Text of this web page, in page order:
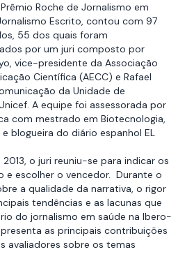
Roche de Jornalismo em
Escrito, contou com 97
55 dos quais foram
por um juri composto por
vice-presidente da Associação
Científica (AECC) e Rafael
da Unidade de
A equipe foi assessorada por
com mestrado em Biotecnologia,
blogueira do diário espanhol EL
o juri reuniu-se para indicar os
e escolher o vencedor. Durante o
a qualidade da narrativa, o rigor
tendências e as lacunas que
do jornalismo em saúde na Ibero-
as principais contribuições
avaliadores sobre os temas